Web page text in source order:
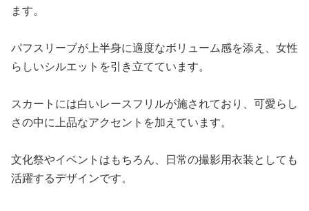
ます。
パフスリーブが上半身に適度なボリューム感を添え、女性
らしいシルエットを引き立てています。
スカートには白いレースフリルが施されており、可愛らし
さの中に上品なアクセントを加えています。
文化祭やイベントはもちろん、日常の撮影用衣装としても
活躍するデザインです。